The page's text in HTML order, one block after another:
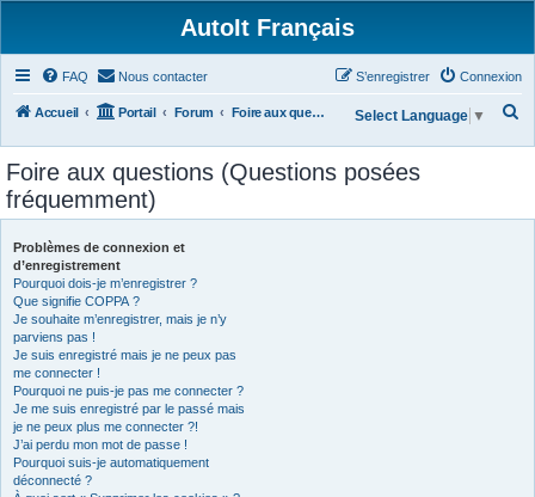
AutoIt Français
FAQ Nous contacter Connexion
S’enregistrer
Accueil Portail Forum Foire aux questions (Questions posées fréquemment) Select Language ▼
Foire aux questions (Questions posées
fréquemment)
Problèmes de connexion et
d’enregistrement
Pourquoi dois-je m’enregistrer ?
Que signifie COPPA ?
Je souhaite m’enregistrer, mais je n’y
parviens pas !
Je suis enregistré mais je ne peux pas
me connecter !
Pourquoi ne puis-je pas me connecter ?
Je me suis enregistré par le passé mais
je ne peux plus me connecter ?!
J’ai perdu mon mot de passe !
Pourquoi suis-je automatiquement
déconnecté ?